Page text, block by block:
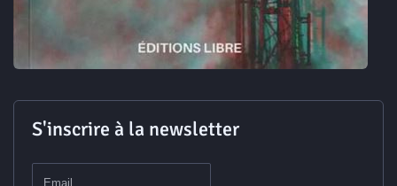
S'inscrire à la newsletter